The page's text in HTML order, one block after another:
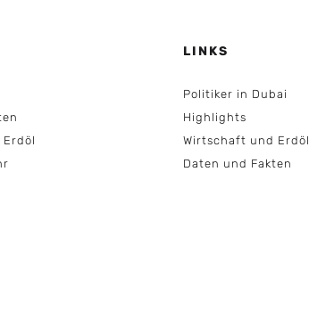
LINKS
Politiker in Dubai
Highlights
Wirtschaft und Erdöl
Daten und Fakten